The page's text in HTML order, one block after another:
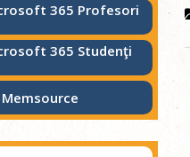
365 Profesori
365 Studenţi
Memsource